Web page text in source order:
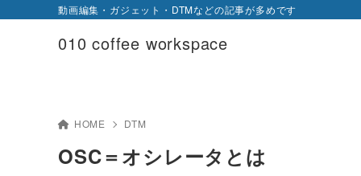
010 coffee workspace
動画編集・ガジェット・DTMなどの記事が多めです
HOME DTM
OSC＝オシレータとは